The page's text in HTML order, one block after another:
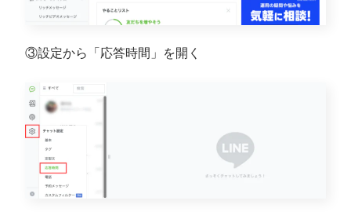
③設定から「応答時間」を開く